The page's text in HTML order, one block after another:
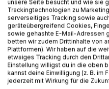
kommen diese düsteren
bedeuten? Eins ist Oliver
findet er nur, wenn er sich
Fähigkeiten beschäftigt, die
Trotzdem will er zunächst
Sonne in Diasaru
ernsthaft in Gefahr geraten,
sich mit seinen Kräften
unsere Seite besucht und wie sie
Trackingtechnologien zu
serverseitiges Tracking sowie
geräteübergreifend Cookies,
sowie gehashte E-Mail-Adressen
betten wir zudem Drittinhalte von
Plattformen). Wir haben auf die
etwaiges Tracking durch den
Einstellung willigst du in die oben
kannst deine Einwilligung (z. B. im
jederzeit mit Wirkung für die